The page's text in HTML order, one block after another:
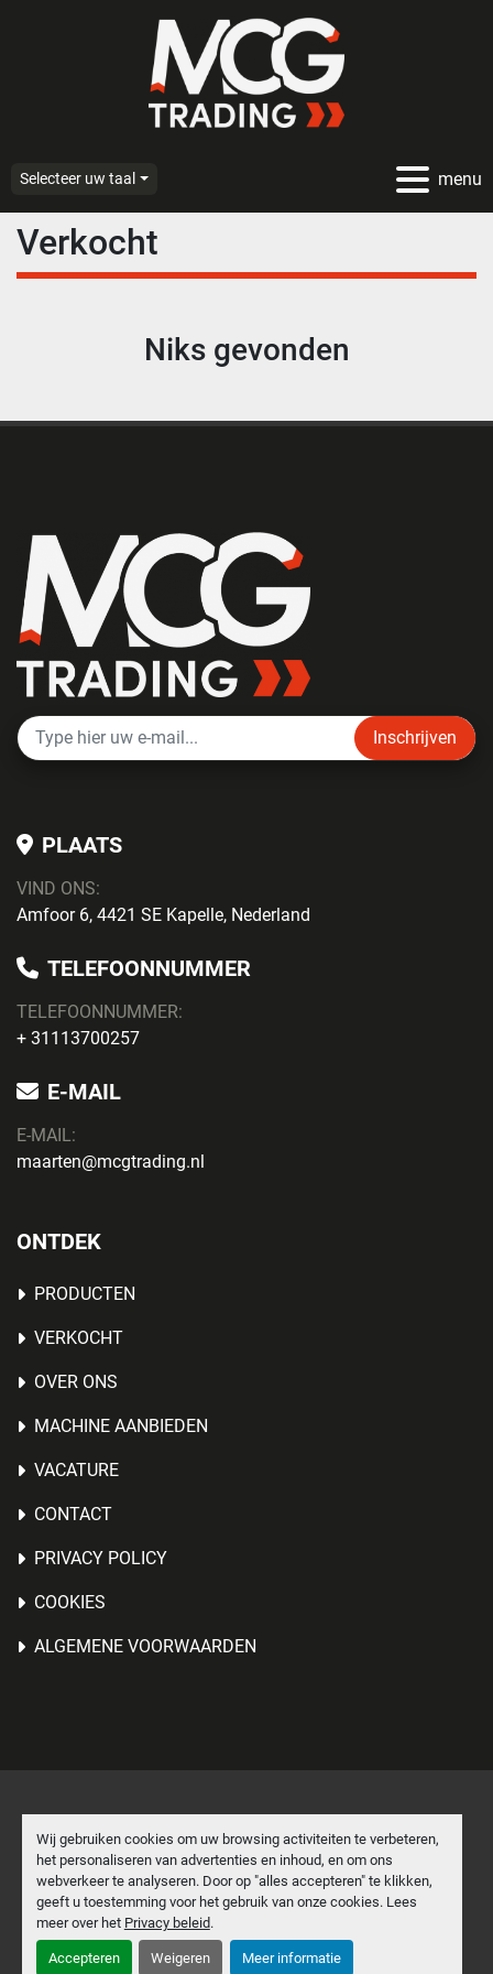
Wij gebruiken cookies om uw browsing activiteiten te verbeteren,
het personaliseren van advertenties en inhoud, en om ons
webverkeer te analyseren. Door op "alles accepteren" te klikken,
geeft u toestemming voor het gebruik van onze cookies. Lees
meer over het Privacy beleid.
Accepteren Weigeren Meer informatie
menu
Selecteer uw taal
Verkocht
Niks gevonden
Inschrijven
PLAATS
VIND ONS:
Amfoor 6, 4421 SE Kapelle, Nederland
TELEFOONNUMMER
TELEFOONNUMMER:
+ 31113700257
E-MAIL
E-MAIL:
maarten@mcgtrading.nl
ONTDEK
PRODUCTEN
VERKOCHT
OVER ONS
MACHINE AANBIEDEN
VACATURE
CONTACT
PRIVACY POLICY
COOKIES
ALGEMENE VOORWAARDEN
Cookies beheren
Machinio Systemwebsite doorMachinio